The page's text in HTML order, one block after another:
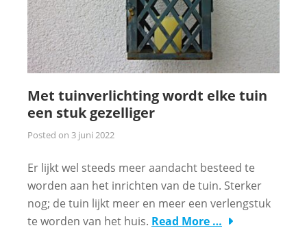
Met tuinverlichting wordt elke tuin
een stuk gezelliger
Posted on 3 juni 2022
Er lijkt wel steeds meer aandacht besteed te
worden aan het inrichten van de tuin. Sterker
nog; de tuin lijkt meer en meer een verlengstuk
te worden van het huis. Read More …